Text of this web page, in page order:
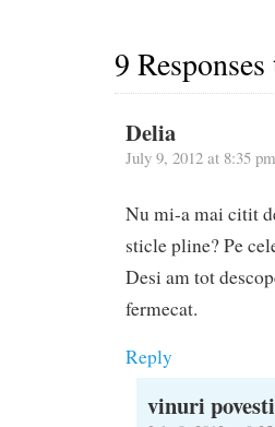
9
Delia
July 9, 2012 at 8:35 pm
Nu mi-a mai citit
sticle pline? Pe
Desi am tot
fermecat.
Reply
vinuri